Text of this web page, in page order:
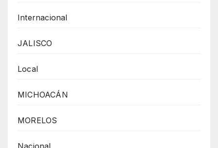
Internacional
JALISCO
Local
MICHOACÁN
MORELOS
Nacional